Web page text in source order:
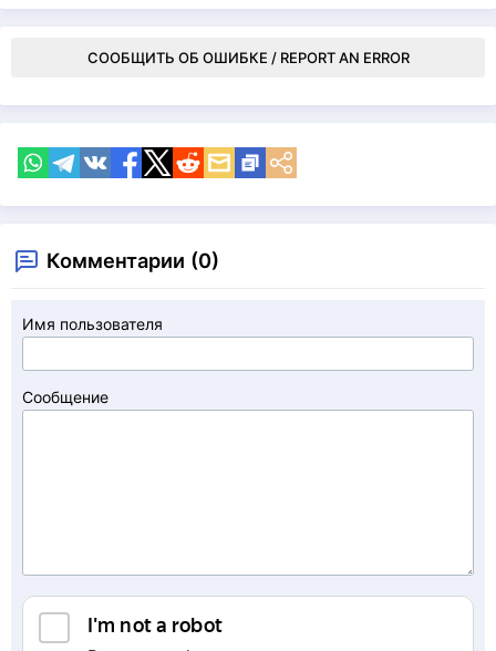
СООБЩИТЬ ОБ ОШИБКЕ / REPORT AN ERROR
Комментарии (0)
Имя пользователя
Сообщение